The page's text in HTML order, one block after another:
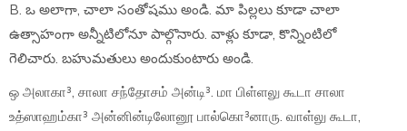
B. ఒ అలాగా, చాలా సంతోషము అండి. మా పిల్లలు కూడా చాలా
ఉత్సాహంగా అన్నీటిలోనూ పాల్గొనారు. వాళ్లు కూడా, కొన్నింటిలో
గెలిచారు. బహుమతులు అందుకుంటారు అండి.
ஒ அலாகா³, சாலா சந்தோசம் அன்டி³. மா பிள்ளலு கூடா சாலா
உத்ஸாஹம்கா³ அன்னின்டிலோனூ பால்கொ³னாரு. வாள்லு கூடா,